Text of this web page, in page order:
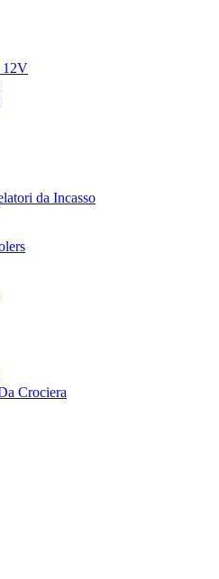
12V
da Incasso
Crociera